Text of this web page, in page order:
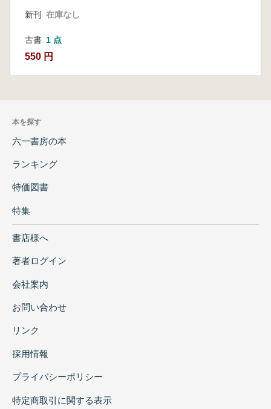
新刊 在庫なし
古書 1 点
550 円
本を探す
六一書房の本
ランキング
特価図書
特集
書店様へ
著者ログイン
会社案内
お問い合わせ
リンク
採用情報
プライバシーポリシー
特定商取引に関する表示